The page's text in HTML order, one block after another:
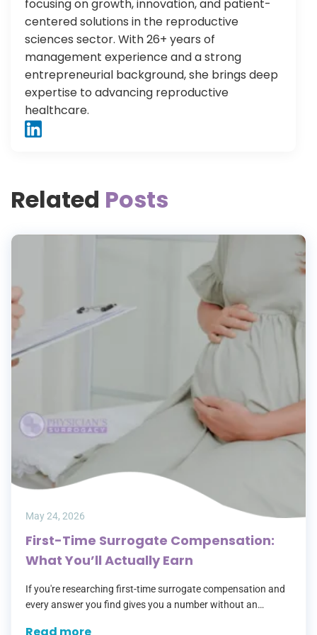
focusing on growth, innovation, and patient-
centered solutions in the reproductive
sciences sector. With 26+ years of
management experience and a strong
entrepreneurial background, she brings deep
expertise to advancing reproductive
healthcare.
Related Posts
May 24, 2026
First-Time Surrogate Compensation:
What You’ll Actually Earn
If you're researching first-time surrogate compensation and
every answer you find gives you a number without an
Read more